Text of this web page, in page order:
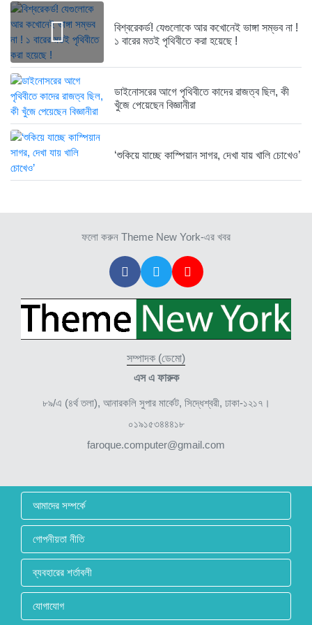
দেশেই তৈরি হচ্ছে আন্তর্জাতিক মানের...
১ বছর আগে
১ বছর আগে
১ বছর আগে
বিশ্বরেকর্ড! যেগুলোকে আর কখোনেই ভাঙ্গা সম্ভব না !
১ বারের মতই পৃথিবীতে করা হয়েছে !
ডাইনোসরের আগে পৃথিবীতে কাদের রাজত্ব ছিল, কী
খুঁজে পেয়েছেন বিজ্ঞানীরা
‘শুকিয়ে যাচ্ছে কাস্পিয়ান সাগর, দেখা যায় খালি চোখেও’
ফলো করুন Theme New York-এর খবর
সম্পাদক (ডেমো)
এস এ ফারুক
৮৯/এ (৪র্থ তলা), আনারকলি সুপার মার্কেট, সিদ্ধেশ্বরী, ঢাকা-১২১৭।
০১৯১৫৩৪৪৪১৮
faroque.computer@gmail.com
আমাদের সম্পর্কে
গোপনীয়তা নীতি
ব্যবহারের শর্তাবলী
যোগাযোগ